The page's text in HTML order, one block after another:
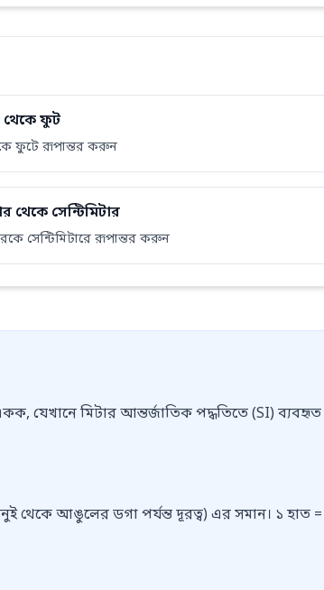
থেকে ফুট
ফুটে রূপান্তর করুন
থেকে সেন্টিমিটার
সেন্টিমিটারে রূপান্তর করুন
যেখানে মিটার আন্তর্জাতিক পদ্ধতিতে (SI) ব্যবহৃত
থেকে আঙুলের ডগা পর্যন্ত দূরত্ব) এর সমান। ১ হাত =